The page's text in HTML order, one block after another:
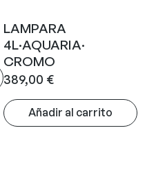
LAMPARA
4L·AQUARIA·
CROMO
389,00 €
Añadir al carrito